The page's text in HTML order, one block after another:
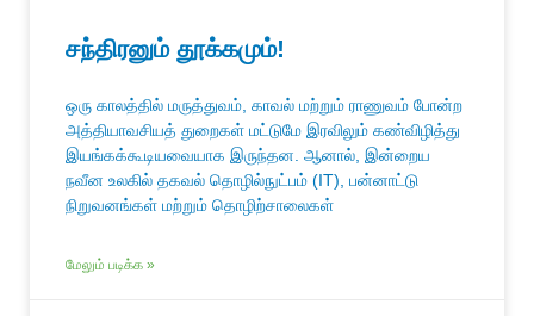
சந்திரனும் தூக்கமும்!
ஒரு காலத்தில் மருத்துவம், காவல் மற்றும் ராணுவம் போன்ற
அத்தியாவசியத் துறைகள் மட்டுமே இரவிலும் கண்விழித்து
இயங்கக்கூடியவையாக இருந்தன. ஆனால், இன்றைய
நவீன உலகில் தகவல் தொழில்நுட்பம் (IT), பன்னாட்டு
நிறுவனங்கள் மற்றும் தொழிற்சாலைகள்
மேலும் படிக்க »